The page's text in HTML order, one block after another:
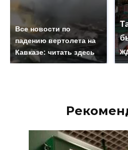
Все новости по
падению вертолета на
Кавказе: читать здесь